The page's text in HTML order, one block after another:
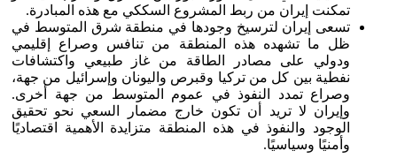
تمكنت إيران من ربط المشروع السككي مع هذه المبادرة.
تسعى إيران لترسيخ وجودها في منطقة شرق المتوسط في
ظل ما تشهده هذه المنطقة من تنافس وصراع إقليمي
ودولي على مصادر الطاقة من غاز طبيعي واكتشافات
نفطية بين كل من تركيا وقبرص واليونان وإسرائيل من جهة،
وصراع تمدد النفوذ في عموم المتوسط من جهة أخرى.
وإيران لا تريد أن تكون خارج مضمار السعي نحو تحقيق
الوجود والنفوذ في هذه المنطقة متزايدة الأهمية اقتصاديًا
وأمنيًا وسياسيًا.